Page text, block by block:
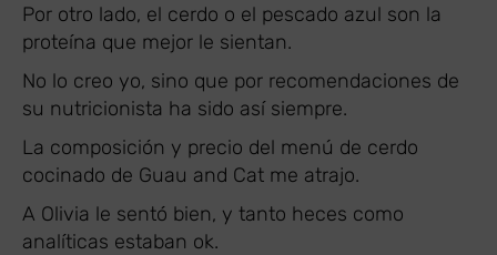
Por otro lado, el cerdo o el pescado azul son la
proteína que mejor le sientan.
No lo creo yo, sino que por recomendaciones de
su nutricionista ha sido así siempre.
La composición y precio del menú de cerdo
cocinado de Guau and Cat me atrajo.
A Olivia le sentó bien, y tanto heces como
analíticas estaban ok.